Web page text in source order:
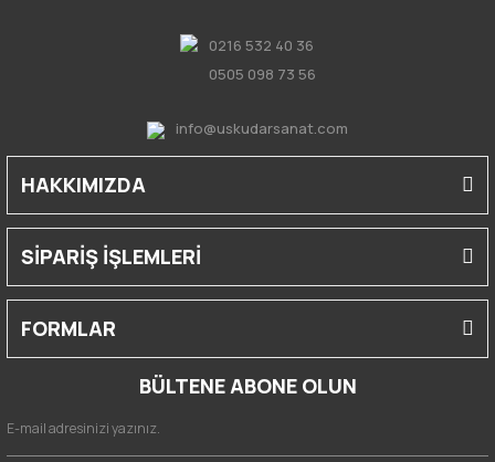
0216 532 40 36
0505 098 73 56
info@uskudarsanat.com
HAKKIMIZDA
SİPARİŞ İŞLEMLERİ
FORMLAR
BÜLTENE ABONE OLUN